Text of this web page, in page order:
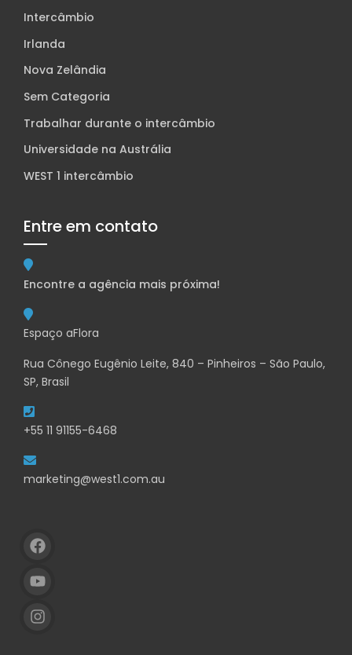
Intercâmbio
Irlanda
Nova Zelândia
Sem Categoria
Trabalhar durante o intercâmbio
Universidade na Austrália
WEST 1 intercâmbio
Entre em contato
Encontre a agência mais próxima!
Espaço aFlora
Rua Cônego Eugênio Leite, 840 – Pinheiros – São Paulo,
SP, Brasil
+55 11 91155-6468
marketing@west1.com.au